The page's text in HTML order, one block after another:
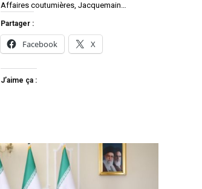
Affaires coutumières, Jacquemain…
Partager :
Facebook X
J’aime ça :